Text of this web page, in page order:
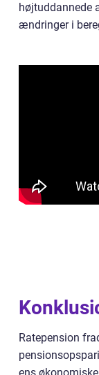
højtuddannede
ændringer i
Ratepension